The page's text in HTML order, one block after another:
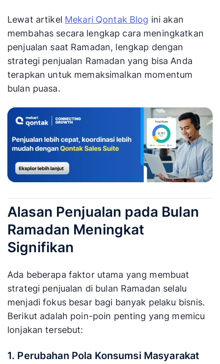
Lewat artikel Mekari Qontak Blog ini akan
membahas secara lengkap cara meningkatkan
penjualan saat Ramadan, lengkap dengan
strategi penjualan Ramadan yang bisa Anda
terapkan untuk memaksimalkan momentum
bulan puasa.
Alasan Penjualan pada Bulan
Ramadan Meningkat
Signifikan
Ada beberapa faktor utama yang membuat
strategi penjualan di bulan Ramadan selalu
menjadi fokus besar bagi banyak pelaku bisnis.
Berikut adalah poin-poin penting yang memicu
lonjakan tersebut:
1. Perubahan Pola Konsumsi Masyarakat